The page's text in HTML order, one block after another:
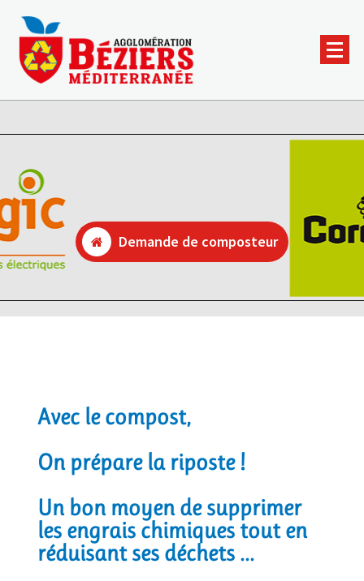
Demande de composteur
Demande de composteur
Avec le compost,
On prépare la riposte !
Un bon moyen de supprimer
les engrais chimiques tout en
réduisant ses déchets ...